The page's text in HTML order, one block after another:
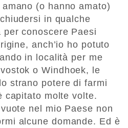
(o hanno amato)
in qualche
conoscere Paesi
anch’io ho potuto
in località per me
o Windhoek, le
strano potere di farmi
capitato molte volte.
nel mio Paese non
alcune domande. Ed è